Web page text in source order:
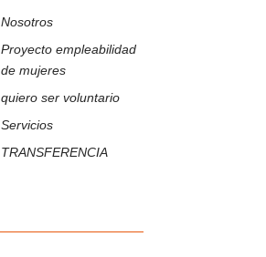
Nosotros
Proyecto empleabilidad
de mujeres
quiero ser voluntario
Servicios
TRANSFERENCIA